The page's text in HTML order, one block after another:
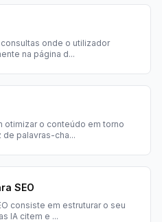
onde o utilizador
na página d...
otimizar o conteúdo em torno
de palavras-cha...
SEO
consiste em estruturar o seu
IA citem e ...